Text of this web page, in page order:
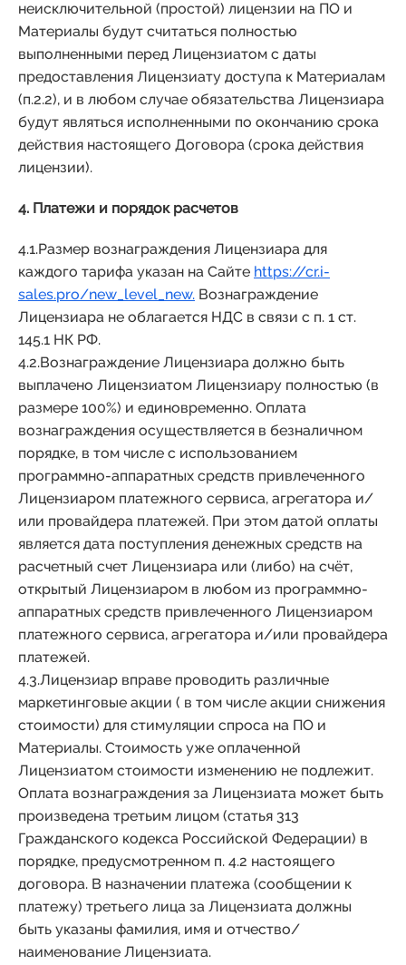
неисключительной (простой) лицензии на ПО и
Материалы будут считаться полностью
выполненными перед Лицензиатом с даты
предоставления Лицензиату доступа к Материалам
(п.2.2), и в любом случае обязательства Лицензиара
будут являться исполненными по окончанию срока
действия настоящего Договора (срока действия
лицензии).
4. Платежи и порядок расчетов
4.1.Размер вознаграждения Лицензиара для
каждого тарифа указан на Сайте https://cr.i-
sales.pro/new_level_new. Вознаграждение
Лицензиара не облагается НДС в связи с п. 1 ст.
145.1 НК РФ.
4.2.Вознаграждение Лицензиара должно быть
выплачено Лицензиатом Лицензиару полностью (в
размере 100%) и единовременно. Оплата
вознаграждения осуществляется в безналичном
порядке, в том числе с использованием
программно-аппаратных средств привлеченного
Лицензиаром платежного сервиса, агрегатора и/
или провайдера платежей. При этом датой оплаты
является дата поступления денежных средств на
расчетный счет Лицензиара или (либо) на счёт,
открытый Лицензиаром в любом из программно-
аппаратных средств привлеченного Лицензиаром
платежного сервиса, агрегатора и/или провайдера
платежей.
4.3.Лицензиар вправе проводить различные
маркетинговые акции ( в том числе акции снижения
стоимости) для стимуляции спроса на ПО и
Материалы. Стоимость уже оплаченной
Лицензиатом стоимости изменению не подлежит.
Оплата вознаграждения за Лицензиата может быть
произведена третьим лицом (статья 313
Гражданского кодекса Российской Федерации) в
порядке, предусмотренном п. 4.2 настоящего
договора. В назначении платежа (сообщении к
платежу) третьего лица за Лицензиата должны
быть указаны фамилия, имя и отчество/
наименование Лицензиата.